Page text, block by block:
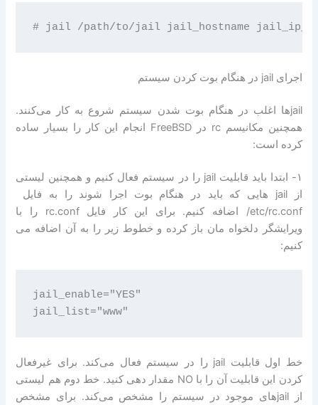
اجرای jail در هنگام بوت کردن سیستم
jail‌ها اغلب در هنگام بوت شدن سیستم شروع به کار می‌کنند.
همچنین مکانیسم rc در FreeBSD انجام این کار را بسیار ساده
کرده است:
۱- ابتدا باید قابلیت jail را در سیستم فعال کنیم و همچنین لیستی
/etc/rc.conf اضافه کنیم. برای این کار فایل rc.conf را با
ویرایشگر دلخواه مان باز کرده و خطوط زیر را به آن اضافه می
کنیم:
jail_enable="YES"
خط اول قابلیت jail را در سیستم فعال می‌کند. برای غیرفعال
کردن این قابلیت آن را با NO مقدار دهی کنید. خط دوم هم لیستی
از jail‌های موجود در سیستم را مشخص می‌کند. برای مشخص